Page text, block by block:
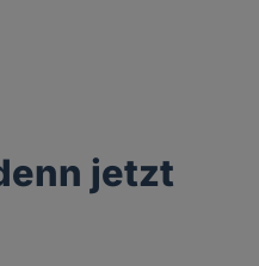
jetzt